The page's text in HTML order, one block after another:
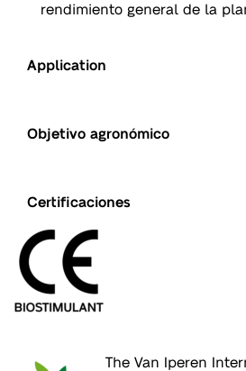
rendimiento general de la
Application
Objetivo agronómico
Certificaciones
The Van Iperen